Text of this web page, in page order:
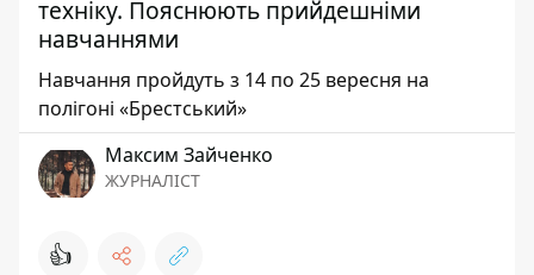
техніку. Пояснюють прийдешніми
навчаннями
Навчання пройдуть з 14 по 25 вересня на
полігоні «Брестський»
Максим Зайченко
ЖУРНАЛІСТ
👍